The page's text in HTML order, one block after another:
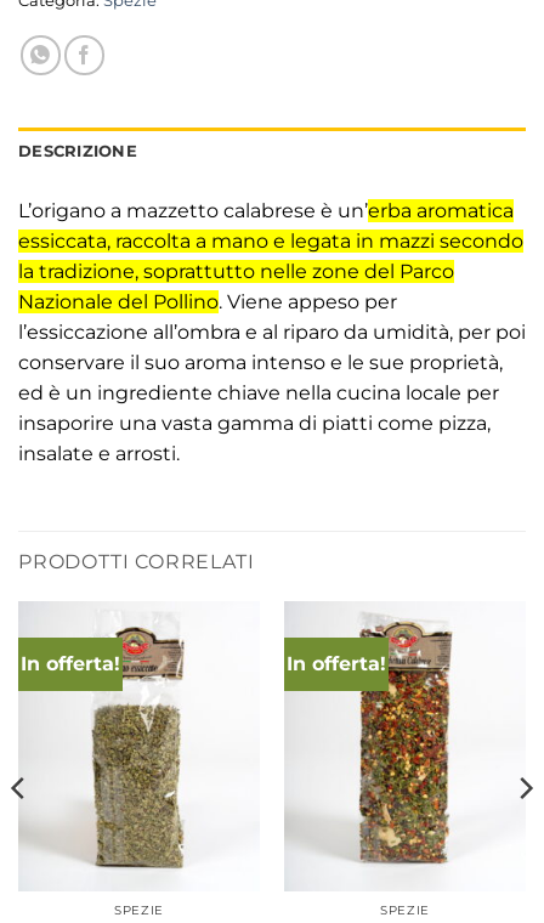
DESCRIZIONE
L’origano a mazzetto calabrese è un’erba aromatica
essiccata, raccolta a mano e legata in mazzi secondo
la tradizione, soprattutto nelle zone del Parco
Nazionale del Pollino. Viene appeso per
l’essiccazione all’ombra e al riparo da umidità, per poi
conservare il suo aroma intenso e le sue proprietà,
ed è un ingrediente chiave nella cucina locale per
insaporire una vasta gamma di piatti come pizza,
insalate e arrosti.
PRODOTTI CORRELATI
In offerta!
SPEZIE
In offerta!
SPEZIE